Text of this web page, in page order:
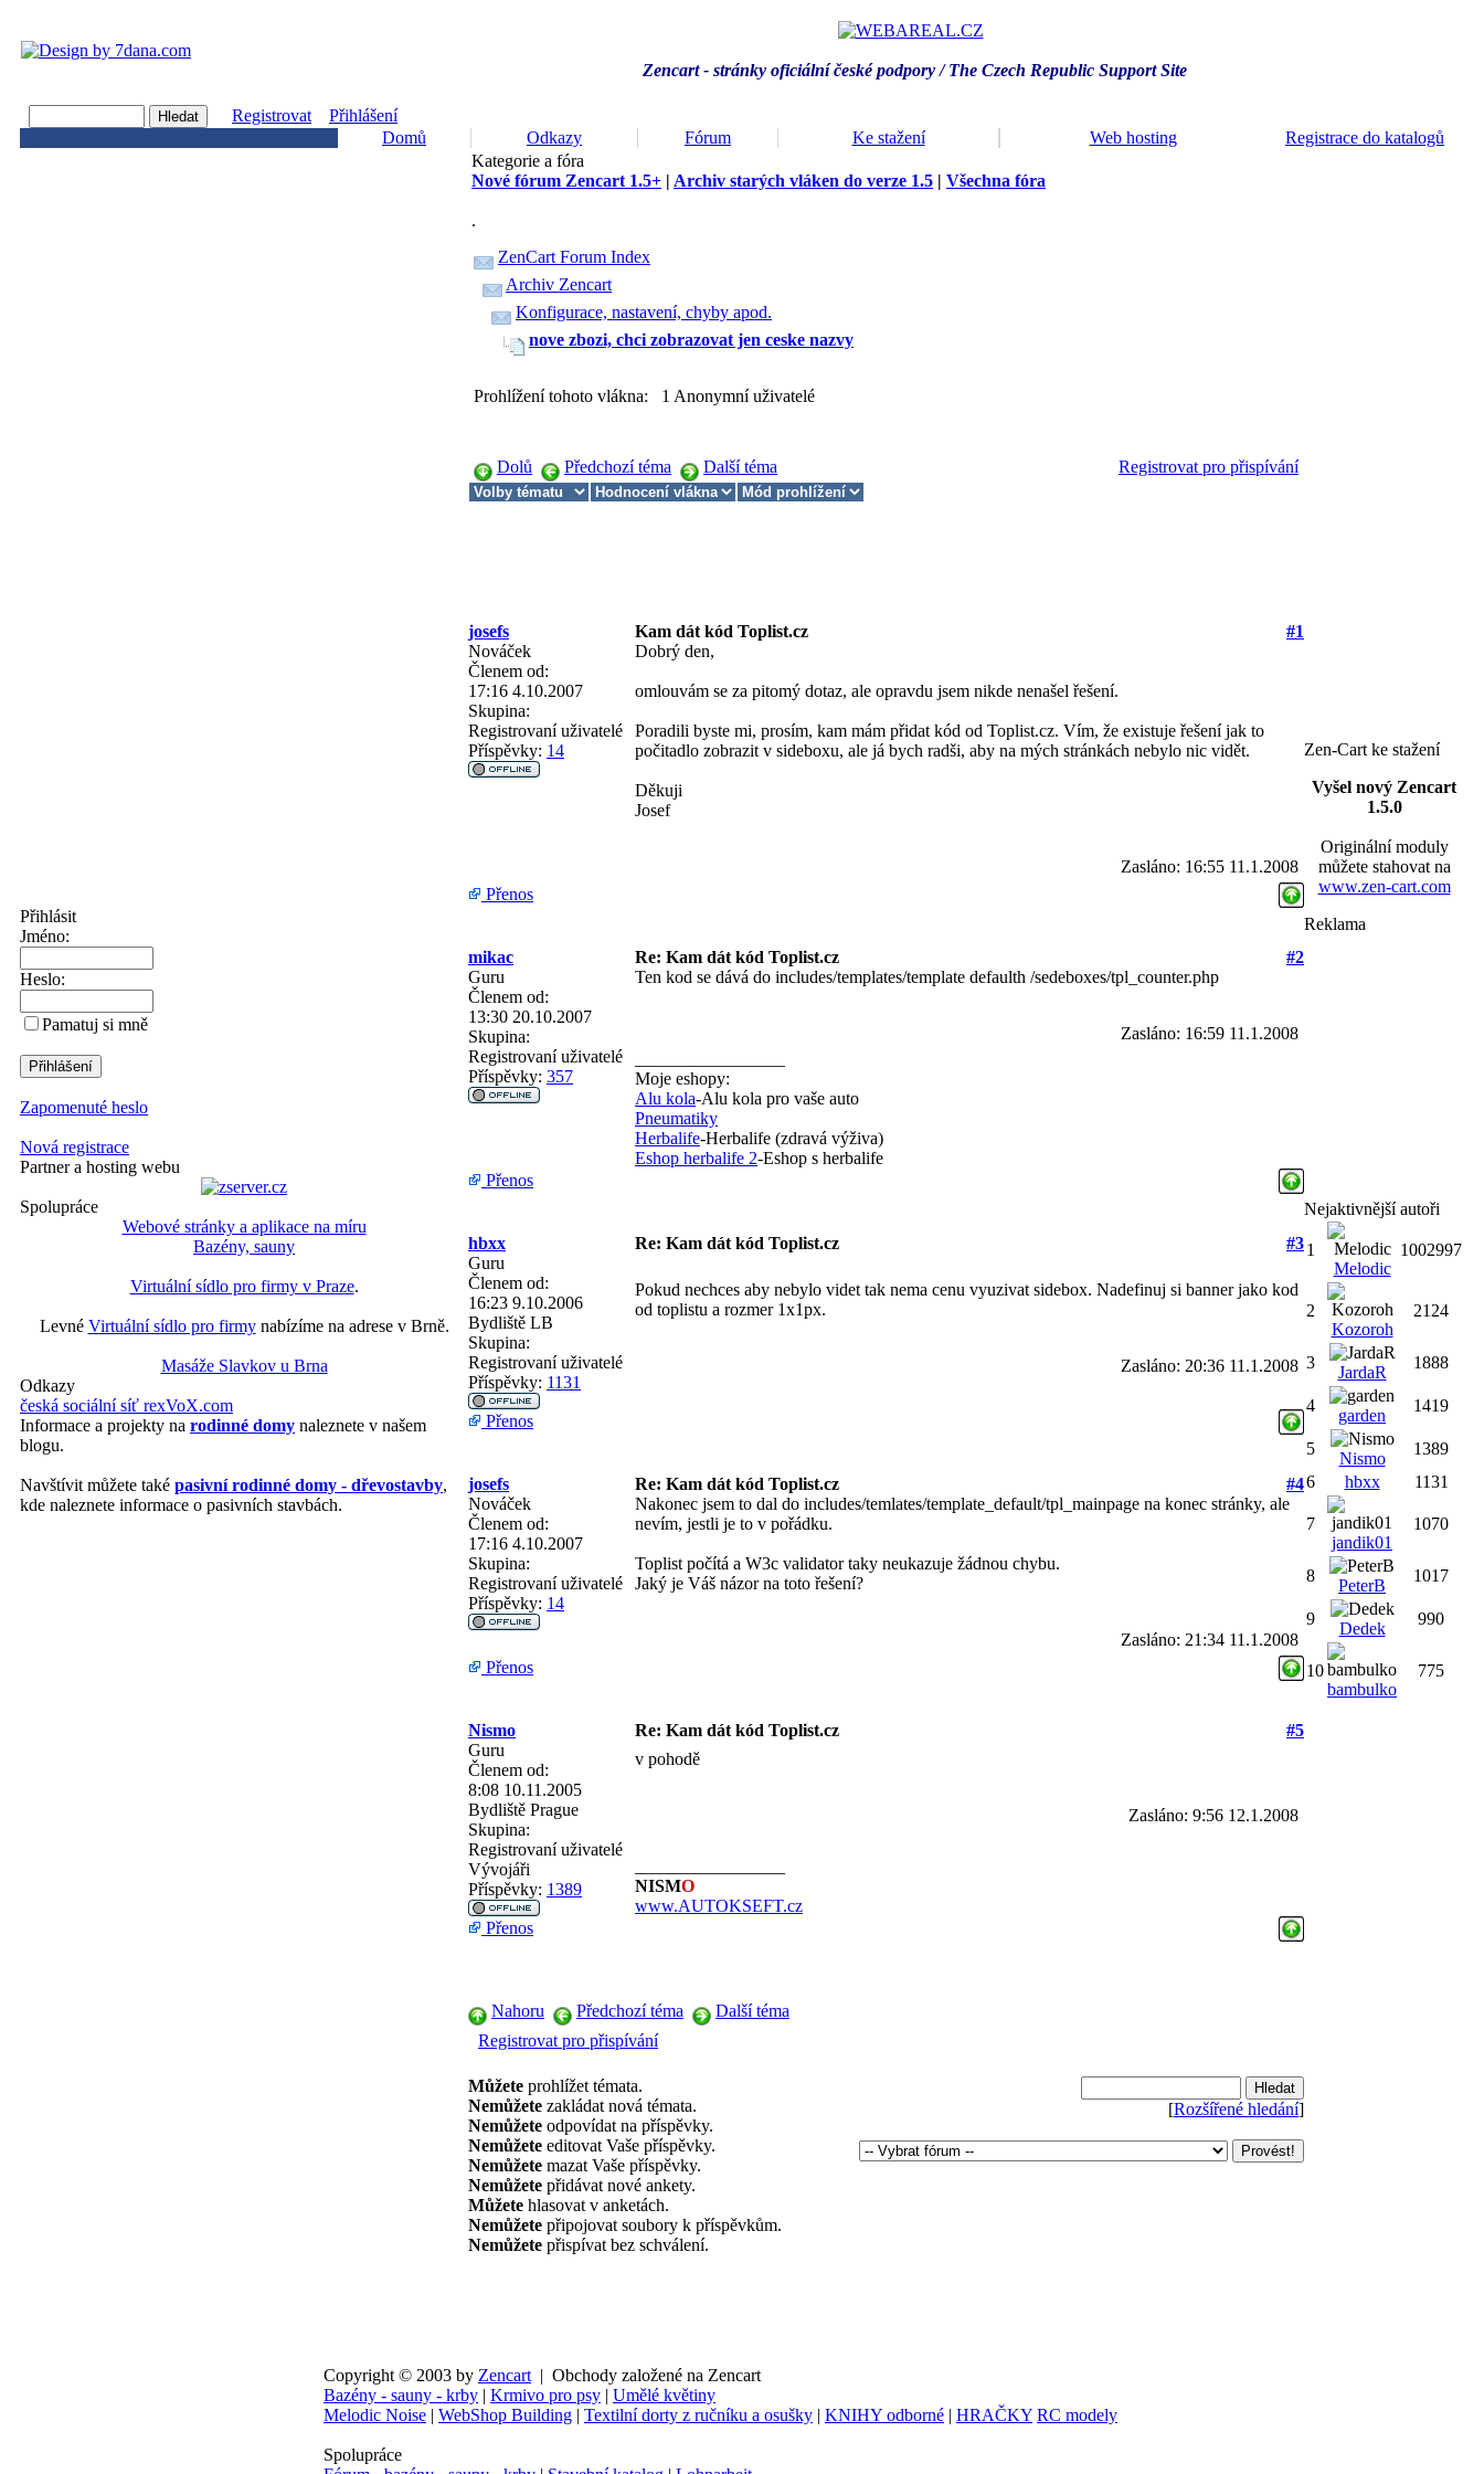
Zencart - stránky oficiální české podpory / The Czech Republic Support Site
Registrovat
Přihlášení
Domů
Odkazy Fórum Ke stažení Web hosting Registrace do katalogů
Přihlásit
Jméno:
Heslo:
Pamatuj si mně
Zapomenuté heslo
Nová registrace
Partner a hosting webu
Spolupráce
Webové stránky a aplikace na míru
Bazény, sauny
Virtuální sídlo pro firmy v Praze.
Levné Virtuální sídlo pro firmynabízíme na adrese v Brně.
Masáže Slavkov u Brna
Odkazy
česká sociální síť rexVoX.com
Informace a projekty na rodinné domy naleznete v našem
blogu.
Navštívit můžete také pasivní rodinné domy - dřevostavby,
kde naleznete informace o pasivních stavbách.
Kategorie a fóra
Nové fórum Zencart 1.5+ | Archiv starých vláken do verze 1.5 | Všechna fóra
.
ZenCart Forum Index
Archiv Zencart
Konfigurace, nastavení, chyby apod.
nove zbozi, chci zobrazovat jen ceske nazvy
Prohlížení tohoto vlákna: 1 Anonymní uživatelé
Dolů Předchozí téma Další téma Registrovat pro přispívání
josefs Kam dát kód Toplist.cz
#1
Nováček
Členem od:
17:16 4.10.2007
Skupina:
Registrovaní uživatelé
Příspěvky: 14
Dobrý den,
omlouvám se za pitomý dotaz, ale opravdu jsem nikde nenašel řešení.
Poradili byste mi, prosím, kam mám přidat kód od Toplist.cz. Vím, že existuje řešení jak to
počitadlo zobrazit v sideboxu, ale já bych radši, aby na mých stránkách nebylo nic vidět.
Děkuji
Josef
Zasláno: 16:55 11.1.2008
Přenos
mikac Re: Kam dát kód Toplist.cz
#2
Guru
Členem od:
13:30 20.10.2007
Skupina:
Registrovaní uživatelé
Příspěvky: 357
Ten kod se dává do includes/templates/template defaulth /sedeboxes/tpl_counter.php
Zasláno: 16:59 11.1.2008
Moje eshopy:
Alu kola-Alu kola pro vaše auto
Pneumatiky
Herbalife-Herbalife (zdravá výživa)
Eshop herbalife 2-Eshop s herbalife
Přenos
hbxx Re: Kam dát kód Toplist.cz
#3
Guru
Členem od:
16:23 9.10.2006
Bydliště LB
Skupina:
Registrovaní uživatelé
Příspěvky: 1131
Pokud nechces aby nebylo videt tak nema cenu vyuzivat sidebox. Nadefinuj si banner jako kod
od toplistu a rozmer 1x1px.
Zasláno: 20:36 11.1.2008
Přenos
josefs Re: Kam dát kód Toplist.cz
#4
Nováček
Členem od:
17:16 4.10.2007
Skupina:
Registrovaní uživatelé
Příspěvky: 14
Nakonec jsem to dal do includes/temlates/template_default/tpl_mainpage na konec stránky, ale
nevím, jestli je to v pořádku.
Toplist počítá a W3c validator taky neukazuje žádnou chybu.
Jaký je Váš názor na toto řešení?
Zasláno: 21:34 11.1.2008
Přenos
Nismo Re: Kam dát kód Toplist.cz
#5
Guru
Členem od:
8:08 10.11.2005
Bydliště Prague
Skupina:
Registrovaní uživatelé
Vývojáři
Příspěvky: 1389
v pohodě
Zasláno: 9:56 12.1.2008
NISMO
www.AUTOKSEFT.cz
Přenos
Nahoru Předchozí téma
Další téma
Registrovat pro přispívání
Můžete prohlížet témata.
Nemůžete zakládat nová témata.
Nemůžete odpovídat na příspěvky.
Nemůžete editovat Vaše příspěvky.
Nemůžete mazat Vaše příspěvky.
Nemůžete přidávat nové ankety.
Můžete hlasovat v anketách.
Nemůžete připojovat soubory k příspěvkům.
Nemůžete přispívat bez schválení.
[Rozšířené hledání]
Zen-Cart ke stažení
Vyšel nový Zencart
1.5.0
Originální moduly
můžete stahovat na
www.zen-cart.com
Reklama
Nejaktivnější autoři
1
Melodic
1002997
2
Kozoroh
2124
3
JardaR
1888
4
garden
1419
5
Nismo
1389
6
hbxx 1131
7
jandik01
1070
8
PeterB
1017
9
Dedek
990
10
bambulko
775
Copyright © 2003 by Zencart | Obchody založené na Zencart
Bazény - sauny - krby | Krmivo pro psy | Umělé květiny
Melodic Noise | WebShop Building | Textilní dorty z ručníku a osušky | KNIHY odborné | HRAČKY RC modely
Spolupráce